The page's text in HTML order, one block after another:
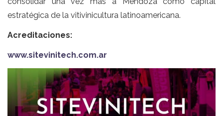
estratégica de la vitivinicultura latinoamericana.
Acreditaciones:
www.sitevinitech.com.ar